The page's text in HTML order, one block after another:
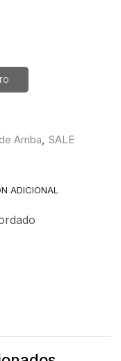
Arriba, SALE
ADICIONAL